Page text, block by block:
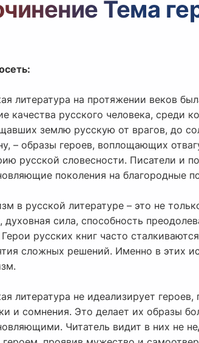
Тема
литература на протяжении веков
качества русского человека, среди
землю русскую от врагов, до
– образы героев, воплощающих
русской словесности. Писатели и
поколения на благородные
в русской литературе – это не
духовная сила, способность
Герои русских книг часто
сложных решений. Именно в этих
литература не идеализирует
и сомнения. Это делает их образы
Читатель видит в них не